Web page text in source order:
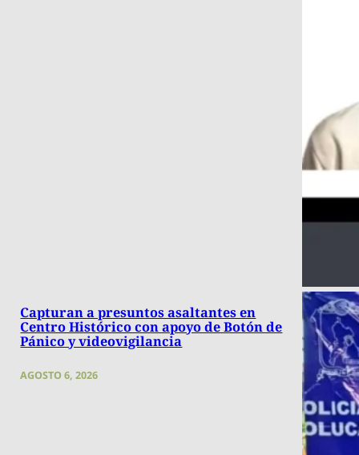
Capturan a presuntos asaltantes en
Centro Histórico con apoyo de Botón de
Pánico y videovigilancia
AGOSTO 6, 2026